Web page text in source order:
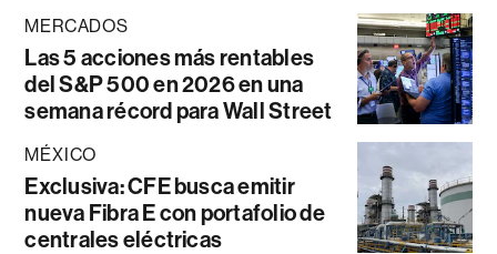
MERCADOS
Las 5 acciones más rentables
del S&P 500 en 2026 en una
semana récord para Wall Street
MÉXICO
Exclusiva: CFE busca emitir
nueva Fibra E con portafolio de
centrales eléctricas